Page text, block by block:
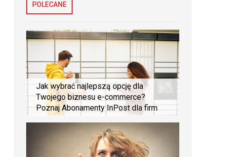
POLECANE
Jak wybrać najlepszą opcję dla
Twojego biznesu e-commerce?
Poznaj Abonamenty InPost dla firm